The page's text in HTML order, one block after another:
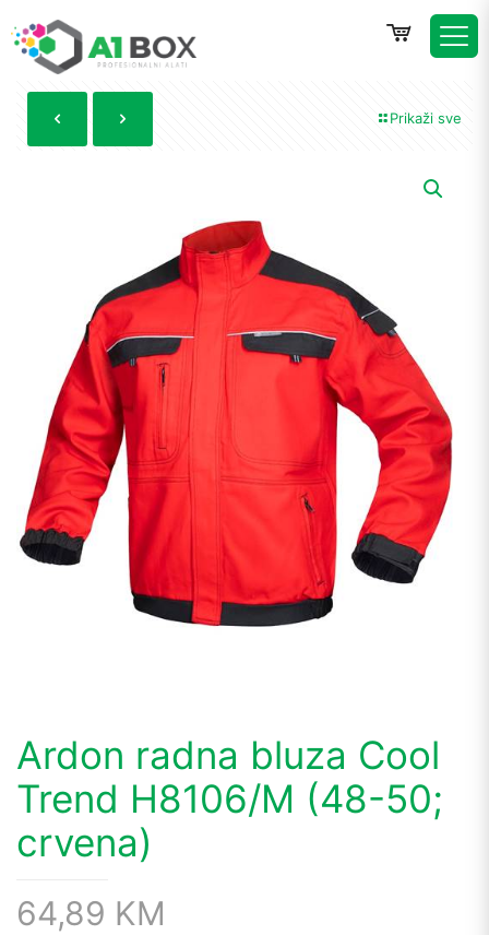
Prikaži sve
Ardon radna bluza Cool
Trend H8106/M (48-50;
crvena)
64,89 KM